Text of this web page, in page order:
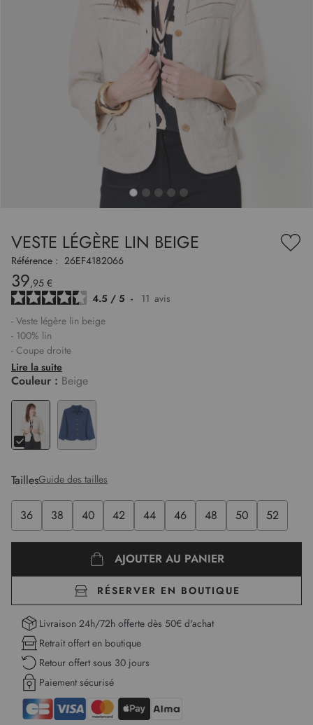
VESTE LÉGÈRE LIN BEIGE
à
Référence : 26EF4182066
39,95 €
4.5 / 5 - 11 avis
- Veste légère lin beige
- 100% lin
- Coupe droite
- Col chemisier
- Manches longues amples avec effet revers
- 2 poches détails boutons
- Détails ajourés et surpiqûres ton sur ton à l'avant
- Détails : épaulettes et jeu de découpes
- Élise mesure 1,75m et porte une taille 38
Lire la suite
Couleur : Beige
TaillesGuide des tailles
36 38 40 42 44 46 48 50 52
AJOUTER AU PANIER
RÉSERVER EN BOUTIQUE
Livraison 24h/72h offerte dès 50€ d'achat
Retrait offert en boutique
Retour offert sous 30 jours
Paiement sécurisé